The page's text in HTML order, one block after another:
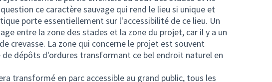
ce caractère sauvage qui rend le lieu si unique et
porte essentiellement sur l'accessibilité de ce lieu. Un
entre la zone des stades et la zone du projet, car il y a un
crevasse. La zone qui concerne le projet est souvent
dépôts d'ordures transformant ce bel endroit naturel en
transformé en parc accessible au grand public, tous les